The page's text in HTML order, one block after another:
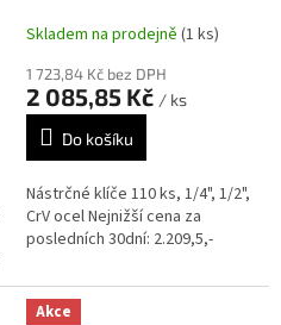
Skladem na prodejně (1 ks)
1 723,84 Kč bez DPH
2 085,85 Kč / ks
Do košíku
Nástrčné klíče 110 ks, 1/4", 1/2",
CrV ocel Nejnižší cena za
posledních 30dní: 2.209,5,-
Akce